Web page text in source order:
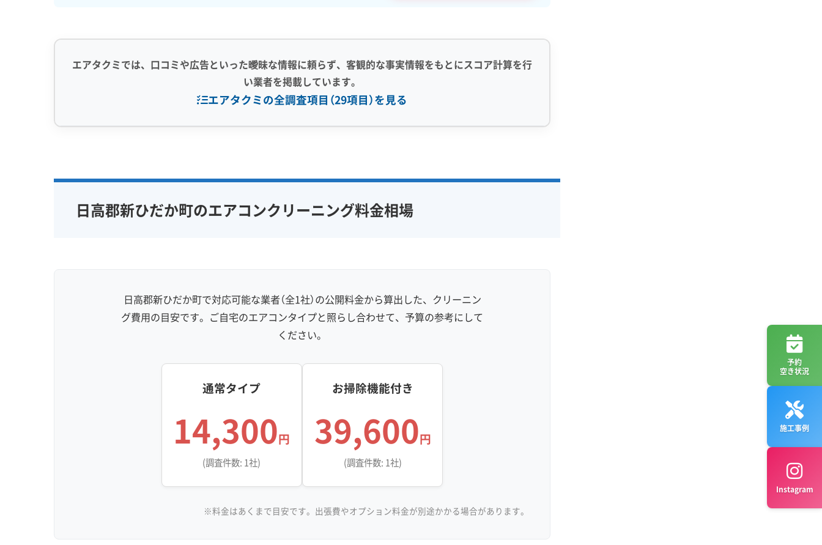
エアタクミでは、口コミや広告といった曖昧な情報に頼らず、客観的な事実情報をもとにスコア計算を行
い業者を掲載しています。
エアタクミの全調査項目（29項目）を見る
完全分解洗浄
部分クリーニング
家庭用エアコン
業務用エアコン
保証付き
アフターフォロー
アレルギー対策
ハウスダスト除去
定額料金 複数台割引
初回割引
即日対応可能
※項目にカーソルを合わせると詳細な説明が表示されます。
日高郡新ひだか町のエアコンクリーニング料金相場
日高郡新ひだか町で対応可能な業者（全1社）の公開料金から算出した、クリーニン
グ費用の目安です。ご自宅のエアコンタイプと照らし合わせて、予算の参考にして
ください。
通常タイプ
14,300円
(調査件数: 1社)
お掃除機能付き
39,600円
(調査件数: 1社)
※料金はあくまで目安です。出張費やオプション料金が別途かかる場合があります。
予約
空き状況
施工事例
Instagram